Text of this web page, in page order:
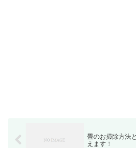
畳のお掃除方法
えます！